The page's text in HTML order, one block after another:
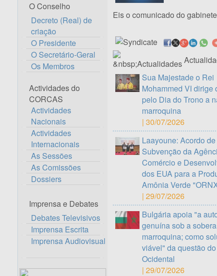
O Conselho
Decreto (Real) de
criação
O Presidente
O Secretário-Geral
Os Membros
Actividades do
CORCAS
Actividades
Nacionais
Actividades
Internacionais
As Sessões
As Comissões
Dossiers
Imprensa e Debates
Debates Televisivos
Imprensa Escrita
Imprensa Audiovisual
Eis o comunicado do
Sua Majestade o Rei
Mohammed VI dirige
pelo Dia do Trono a
marroquina
| 30/07/2026
Laayoune: Acordo de
Subvenção da
Comércio e
dos EUA para a
Amônia Verde
| 29/07/2026
Bulgária apoia "a
genuína sob a
marroquina; como
viável" da questão
Ocidental
| 29/07/2026